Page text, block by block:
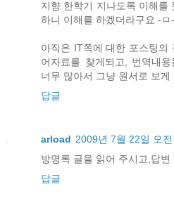
지향 한학기 지나도록 이해를
하니 이해를 하겠더라구요 -ㅁ-
아직은 IT쪽에 대한 포스팅의
어자료를 찾게되고, 번역내
너무 많아서 그냥 원서로 보게
답글
arload 2009년 7월 22일 오전
방명록 글을 읽어 주시고,답
답글